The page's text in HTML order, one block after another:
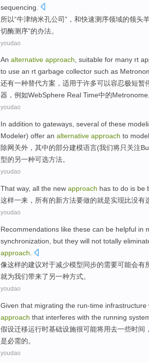
sequencing
所以“牛津纳米孔公司”， 和快速测序领域的领头
切酶测序”的办法。
youdao
An alternative approach, suitable for many rt
to use an rt garbage collector such as
还有一种替代方案 ， 适用于许多可以容忍极短暂
器 ， 例如WebSphere Real Time中的Metronome
youdao
In addition to gateways several of these
Modeler) offer an alternative approach to model
除网关外 ， 其中的部分建模语言(我们将只 关注
型的另一种可选方法。
youdao
That way, all the new approach has to do is be
这样一来 ， 所有的新方法要做的就是实现比没有
youdao
Recommendations like these can be helpful in
synchronization
but they will not totally
approach
像这样的建议对于减少模型同步的需要可能会有
就为我们带来了另一种方式。
youdao
Given that migrating the run-time infrastructure
approach that interferes with the running
假设迁移运行时基础设施很可能将用去一些时间 ，
是必需的。
youdao